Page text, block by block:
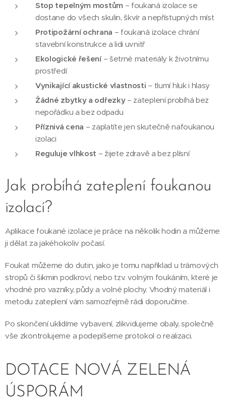
Stop tepelným mostům– foukaná izolace se
dostane do všech skulin, škvír a nepřístupných míst
Protipožární ochrana – foukaná izolace chrání
stavební konstrukce a lidi uvnitř
Ekologické řešení– šetrné materiály k životnímu
prostředí
Vynikající akustické vlastnosti – tlumí hluk i hlasy
Žádné zbytky a odřezky– zateplení probíhá bez
nepořádku a bez odpadu
Příznivá cena – zaplatíte jen skutečně nafoukanou
izolaci
Reguluje vlhkost – žijete zdravě a bez plísní
Jak probíhá zateplení foukanou
izolací?
Aplikace foukané izolace je práce na několik hodin a můžeme
ji dělat za jakéhokoliv počasí.
Foukat můžeme do dutin, jako je tomu například u trámových
stropů či šikmin podkroví, nebo tzv. volným foukáním, které je
vhodné pro vazníky, půdy a volné plochy. Vhodný materiál i
metodu zateplení vám samozřejmě rádi doporučíme.
Po skončení uklidíme vybavení, zlikvidujeme obaly, společně
vše zkontrolujeme a podepíšeme protokol o realizaci.
DOTACE NOVÁ ZELENÁ
ÚSPORÁM